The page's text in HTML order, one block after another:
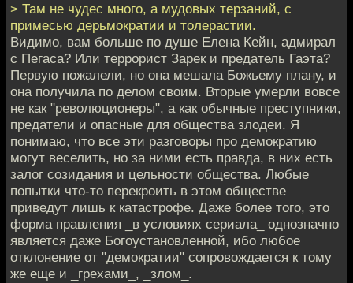
> Там не чудес много, а мудовых терзаний, с
примесью дерьмократии и толерастии.
Видимо, вам больше по душе Елена Кейн, адмирал
с Пегаса? Или террорист Зарек и предатель Гаэта?
Первую пожалели, но она мешала Божьему плану, и
она получила по делом своим. Вторые умерли вовсе
не как "революционеры", а как обычные преступники,
предатели и опасные для общества злодеи. Я
понимаю, что все эти разговоры про демократию
могут веселить, но за ними есть правда, в них есть
залог созидания и цельности общества. Любые
попытки что-то перекроить в этом обществе
приведут лишь к катастрофе. Даже более того, это
форма правления _в условиях сериала_ однозначно
является даже Богоустановленной, ибо любое
отклонение от "демократии" сопровождается к тому
же еще и _грехами_, _злом_.